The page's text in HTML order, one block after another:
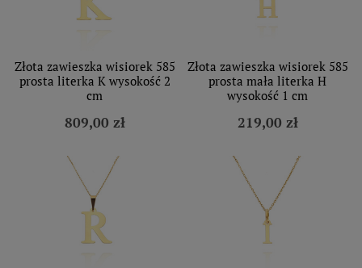
Złota zawieszka wisiorek 585
prosta literka K wysokość 2
cm
809,00 zł
Złota zawieszka wisiorek 585
prosta mała literka H
wysokość 1 cm
219,00 zł